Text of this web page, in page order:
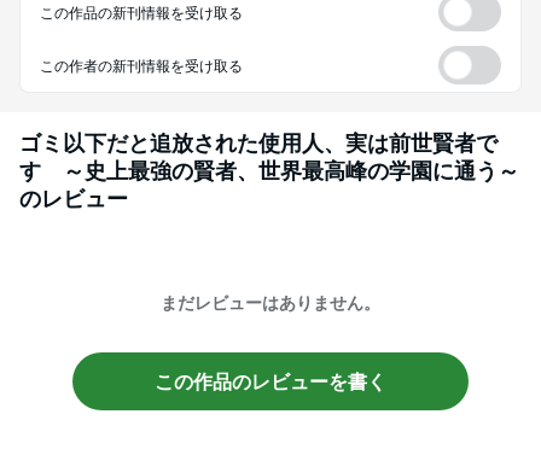
この作品の新刊情報を受け取る
この作者の新刊情報を受け取る
ゴミ以下だと追放された使用人、実は前世賢者で
す ～史上最強の賢者、世界最高峰の学園に通う～
のレビュー
まだレビューはありません。
この作品のレビューを書く